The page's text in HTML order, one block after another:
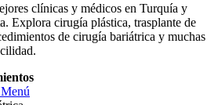
clínicas y médicos en Turquía y
Explora cirugía plástica, trasplante de
de cirugía bariátrica y muchas